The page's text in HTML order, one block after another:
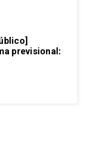
previsional: